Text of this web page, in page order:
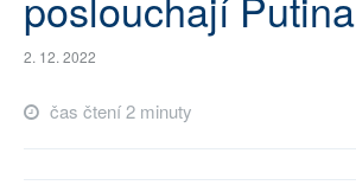
TÉMATA
2. 12. 2022
čas čtení 2 minuty